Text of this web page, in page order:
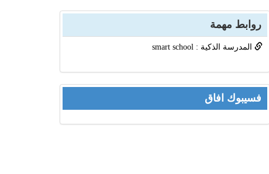
روابط مهمة
المدرسة الذكية : smart school
فسيبوك افاق